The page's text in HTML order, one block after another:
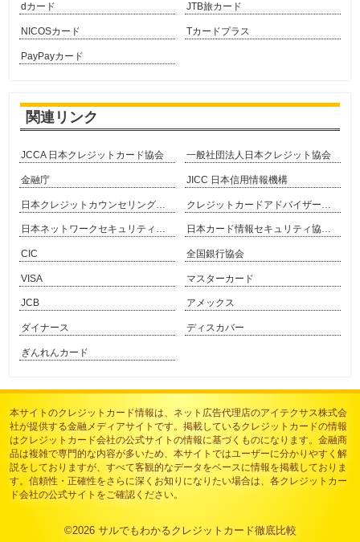
dカード JTB旅カード
NICOSカード Tカードプラス
PayPayカード
関連リンク
JCCA 日本クレジットカード協会 一般社団法人日本クレジット協会
金融庁 JICC 日本信用情報機構
日本ネットワークセキュリティ協会 日本カード情報セキュリティ協議会
CIC 全国銀行協会
VISA マスターカード
JCB アメックス
ダイナース ディスカバー
ぎんれんカード
本サイトのクレジットカード情報は、 ネット広告代理店のアイテクサス株式会
社が提供する金融メディアサイトです。掲載しているクレジットカードの情報
はクレジットカード会社の公式サイトの情報に基づくものになります。金融商
品は複雑で専門的な内容が多いため、本サイトではユーザーに分かりやすく解
説をしておりますが、すべて客観的なデータをベースに情報を掲載しておりま
す。信頼性・正確性をさらに深くお知りになりたい場合は、各クレジットカー
ド会社の公式サイトをご確認ください。
©2026 サルでもわかるクレジットカード徹底比較